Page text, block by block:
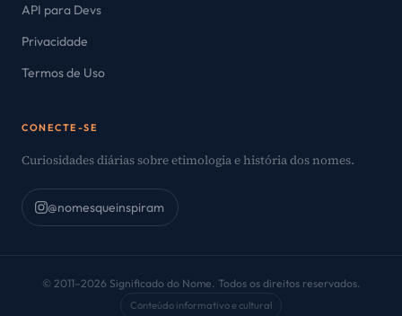
API para Devs
Privacidade
Termos de Uso
CONECTE-SE
Curiosidades diárias sobre etimologia e história dos nomes.
@nomesqueinspiram
© 2011–2026 Significado do Nome. Todos os direitos reservados.
Conteúdo informativo e cultural